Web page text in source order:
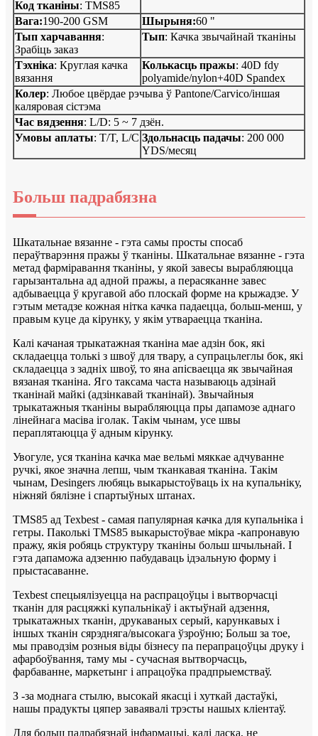
Код тканіны: TMS85
Вага:190-200 GSM Шырыня:60 "
Тып харчавання:
Зрабіць заказ
Тып: Качка звычайнай тканіны
Тэхніка: Круглая качка
вязання
Колькасць пражы: 40D fdy
polyamide/nylon+40D Spandex
Колер: Любое цвёрдае рэчыва ў Pantone/Carvico/іншая
каляровая сістэма
Час вядзення: L/D: 5 ~ 7 дзён.
Умовы аплаты: T/T, L/C Здольнасць падачы: 200 000
YDS/месяц
Больш падрабязна
Шкатальнае вязанне - гэта самы просты спосаб
пераўтварэння пражы ў тканіны. Шкатальнае вязанне - гэта
метад фарміравання тканіны, у якой завесы вырабляюцца
гарызантальна ад адной пражы, а перасяканне завес
адбываецца ў кругавой або плоскай форме на крыжадзе. У
гэтым метадзе кожная нітка качка падаецца, больш-менш, у
правым куце да кірунку, у якім утвараецца тканіна.
Калі качаная трыкатажная тканіна мае адзін бок, які
складаецца толькі з швоў для твару, а супрацьлеглы бок, які
складаецца з задніх швоў, то яна апісваецца як звычайная
вязаная тканіна. Яго таксама часта называюць адзінай
тканінай майкі (адзінкавай тканінай). Звычайныя
трыкатажныя тканіны вырабляюцца пры дапамозе аднаго
лінейнага масіва іголак. Такім чынам, усе швы
пераплятаюцца ў адным кірунку.
Увогуле, уся тканіна качка мае вельмі мяккае адчуванне
ручкі, якое значна лепш, чым тканкавая тканіна. Такім
чынам, Desingers любяць выкарыстоўваць іх на купальніку,
ніжняй бялізне і спартыўных штанах.
TMS85 ад Texbest - самая папулярная качка для купальніка і
гетры. Паколькі TMS85 выкарыстоўвае мікра -капронавую
пражу, якія робяць структуру тканіны больш шчыльнай. І
гэта дапаможа адзенню пабудаваць ідэальную форму і
прыстасаванне.
Texbest спецыялізуецца на распрацоўцы і вытворчасці
тканін для расцяжкі купальнікаў і актыўнай адзення,
трыкатажных тканін, друкаваных серый, карункавых і
іншых тканін сярэдняга/высокага ўзроўню; Больш за тое,
мы праводзім розныя віды бізнесу па перапрацоўцы друку і
афарбоўвання, таму мы - сучасная вытворчасць,
фарбаванне, маркетынг і апрацоўка прадпрыемстваў.
З -за моднага стылю, высокай якасці і хуткай дастаўкі,
нашы прадукты цяпер заваявалі трэсты нашых кліентаў.
Для больш падрабязнай інфармацыі, калі ласка, не